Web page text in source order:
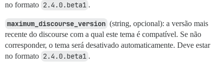
no formato 2.4.0.beta1 .
maximum_discourse_version (string, opcional): a versão mais
recente do discourse com a qual este tema é compatível. Se não
corresponder, o tema será desativado automaticamente. Deve estar
no formato 2.4.0.beta1 .